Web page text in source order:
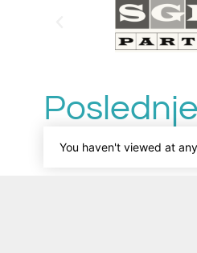
You haven't viewed at